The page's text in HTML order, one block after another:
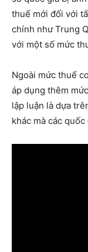
thuế mới đối với
chính như Trung
với một số mức
Ngoài mức thuế
áp dụng thêm
lập luận là dựa
khác mà các